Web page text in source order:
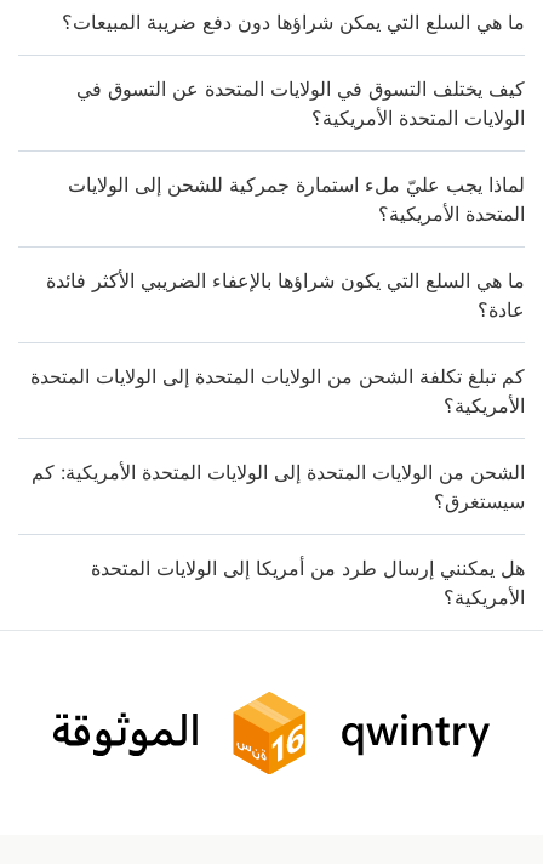
ما هي السلع التي يمكن شراؤها دون دفع ضريبة المبيعات؟
كيف يختلف التسوق في الولايات المتحدة عن التسوق في
الولايات المتحدة الأمريكية؟
لماذا يجب عليّ ملء استمارة جمركية للشحن إلى الولايات
المتحدة الأمريكية؟
ما هي السلع التي يكون شراؤها بالإعفاء الضريبي الأكثر فائدة
عادة؟
كم تبلغ تكلفة الشحن من الولايات المتحدة إلى الولايات المتحدة
الأمريكية؟
الشحن من الولايات المتحدة إلى الولايات المتحدة الأمريكية: كم
سيستغرق؟
هل يمكنني إرسال طرد من أمريكا إلى الولايات المتحدة
الأمريكية؟